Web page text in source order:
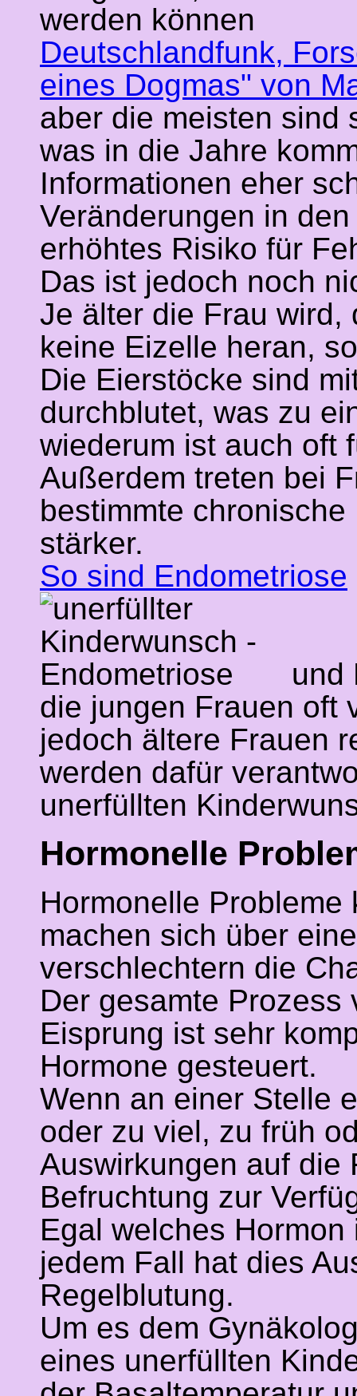
werden können
Deutschlandfunk,
eines Dogmas" von
aber die meisten sind
was in die Jahre
Informationen eher
Veränderungen in
erhöhtes Risiko für
Das ist jedoch noch
Je älter die Frau
keine Eizelle heran,
Die Eierstöcke sind
durchblutet, was zu
wiederum ist auch oft
Außerdem treten bei
bestimmte
stärker.
So sind Endometriose
und
die jungen Frauen oft
jedoch ältere Frauen
werden dafür
unerfüllten
Hormonelle
Hormonelle
machen sich über
verschlechtern die
Der gesamte
Eisprung ist sehr
Hormone gesteuert.
Wenn an einer Stelle
oder zu viel, zu früh
Auswirkungen auf die
Befruchtung zur
Egal welches
jedem Fall hat dies
Regelblutung.
Um es dem
eines unerfüllten